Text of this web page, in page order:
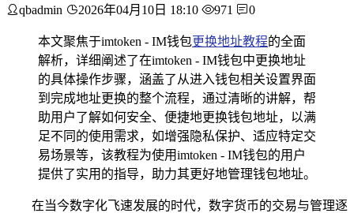
qbadmin 2026年04月10日 18:10 971 0
本文聚焦于imtoken - IM钱包更换地址教程的全面
解析，详细阐述了在imtoken - IM钱包中更换地址
的具体操作步骤，涵盖了从进入钱包相关设置界面
到完成地址更换的整个流程，通过清晰的讲解，帮
助用户了解如何安全、便捷地更换钱包地址，以满
足不同的使用需求，如增强隐私保护、适应特定交
易场景等，该教程为使用imtoken - IM钱包的用户
提供了实用的指导，助力其更好地管理钱包地址。
在当今数字化飞速发展的时代，数字货币的交易与管理逐